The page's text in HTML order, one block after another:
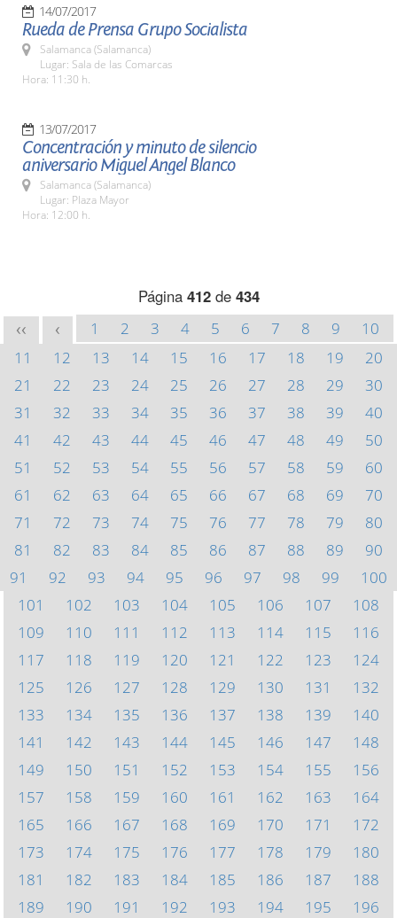
14/07/2017
Rueda de Prensa Grupo Socialista
Salamanca (Salamanca)
Lugar: Sala de las Comarcas
Hora: 11:30 h.
13/07/2017
Concentración y minuto de silencio
aniversario Miguel Angel Blanco
Salamanca (Salamanca)
Lugar: Plaza Mayor
Hora: 12:00 h.
Página 412de 434
<< < 1 2 3 4 5 6 7 8 9
10
11
12 13 14 15 16 17 18 19
20
21
22 23 24 25 26 27 28 29
30
31
32 33 34 35 36 37 38 39
40
41
42 43 44 45 46 47 48 49
50
51
52 53 54 55 56 57 58 59
60
61
62 63 64 65 66 67 68 69
70
71
72 73 74 75 76 77 78 79
80
81
82 83 84 85 86 87 88 89
90
91
92 93 94 95 96 97 98 99
100
101
102 103 104 105 106 107
108
109
110 111 112 113 114 115
116
117
118 119 120 121 122 123
124
125
126 127 128 129 130 131
132
133
134 135 136 137 138 139
140
141
142 143 144 145 146 147
148
149
150 151 152 153 154 155
156
157
158 159 160 161 162 163
164
165
166 167 168 169 170 171
172
173
174 175 176 177 178 179
180
181
182 183 184 185 186 187
188
189
190 191 192 193 194 195
196